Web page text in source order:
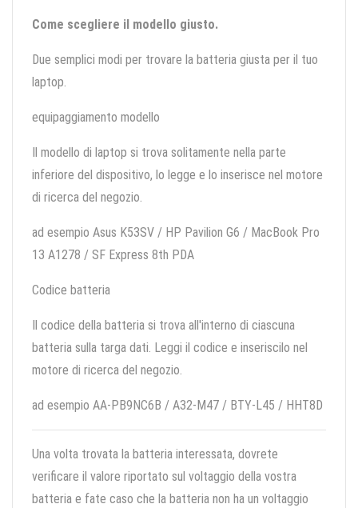
Come scegliere il modello giusto.
Due semplici modi per trovare la batteria giusta per il tuo
laptop.
equipaggiamento modello
Il modello di laptop si trova solitamente nella parte
inferiore del dispositivo, lo legge e lo inserisce nel motore
di ricerca del negozio.
ad esempio Asus K53SV / HP Pavilion G6 / MacBook Pro
13 A1278 / SF Express 8th PDA
Codice batteria
Il codice della batteria si trova all'interno di ciascuna
batteria sulla targa dati. Leggi il codice e inseriscilo nel
motore di ricerca del negozio.
ad esempio AA-PB9NC6B / A32-M47 / BTY-L45 / HHT8D
Una volta trovata la batteria interessata, dovrete
verificare il valore riportato sul voltaggio della vostra
batteria e fate caso che la batteria non ha un voltaggio